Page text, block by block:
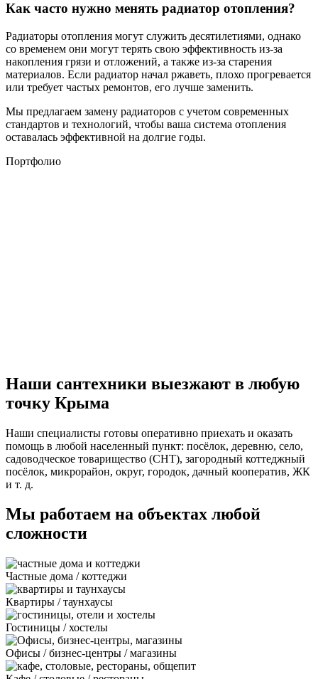
Как часто нужно менять радиатор отопления?
Радиаторы отопления могут служить десятилетиями, однако
со временем они могут терять свою эффективность из-за
накопления грязи и отложений, а также из-за старения
материалов. Если радиатор начал ржаветь, плохо прогревается
или требует частых ремонтов, его лучше заменить.
Мы предлагаем замену радиаторов с учетом современных
стандартов и технологий, чтобы ваша система отопления
оставалась эффективной на долгие годы.
Портфолио
Наши сантехники выезжают в любую
точку Крыма
Наши специалисты готовы оперативно приехать и оказать
помощь в любой населенный пункт: посёлок, деревню, село,
садоводческое товарищество (СНТ), загородный коттеджный
посёлок, микрорайон, округ, городок, дачный кооператив, ЖК
и т. д.
Мы работаем на объектах любой
сложности
Частные дома / коттеджи
Квартиры / таунхаусы
Гостиницы / хостелы
Офисы / бизнес-центры / магазины